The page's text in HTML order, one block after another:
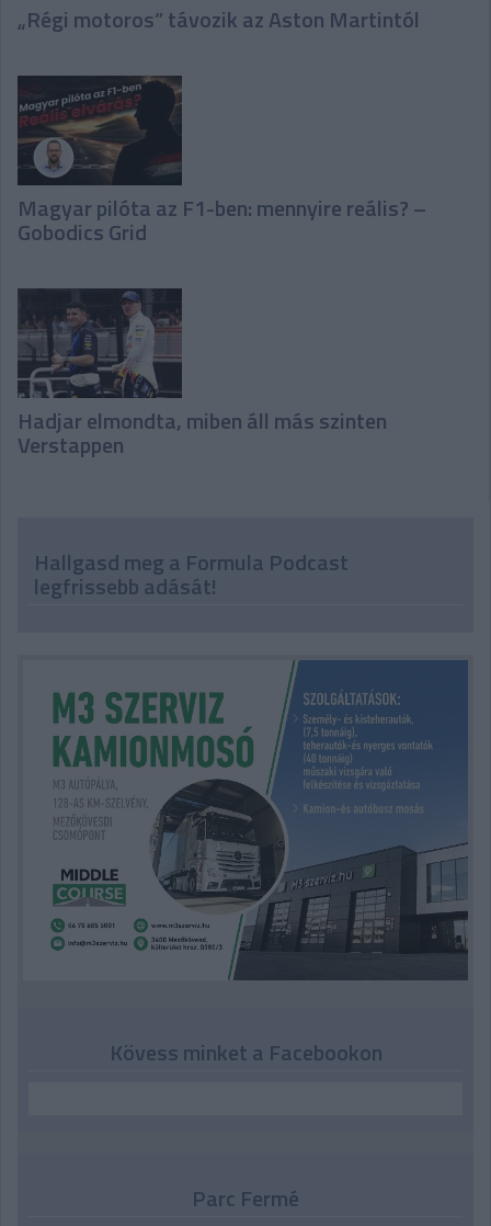
„Régi motoros” távozik az Aston Martintól
Magyar pilóta az F1-ben: mennyire reális? –
Gobodics Grid
Hadjar elmondta, miben áll más szinten
Verstappen
Hallgasd meg a Formula Podcast
legfrissebb adását!
Kövess minket a Facebookon
Parc Fermé